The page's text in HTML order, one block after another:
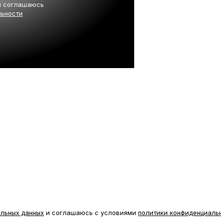
соглашаюсь
данных и соглашаюсь с условиями политики